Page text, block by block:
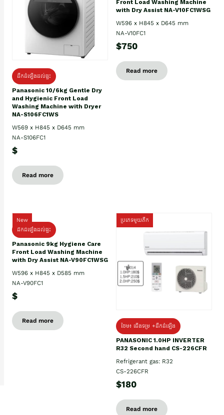
ដឹកដំឡើងដល់ផ្ទះ
Panasonic 10/6kg Gentle Dry
and Hygienic Front Load
Washing Machine with Dryer
NA-S106FC1WS
W569 x H845 x D645 mm
NA-S106FC1
$
Read more
Front Load Washing Machine
with Dry Assist NA-V10FC1WSG
W596 x H845 x D645 mm
NA-V10FC1
$750
Read more
New
ដឹកដំឡើងដល់ផ្ទះ
Panasonic 9kg Hygiene Care
Front Load Washing Machine
with Dry Assist NA-V90FC1WSG
W596 x H845 x D585 mm
NA-V90FC1
$
Read more
ប្រភេទមួយតឹក
ថែម៖ ជើងទម្រ +ដឹកដំឡើង
PANASONIC 1.0HP INVERTER
R32 Second hand CS-226CFR
Refrigerant gas: R32
CS-226CFR
$180
Read more